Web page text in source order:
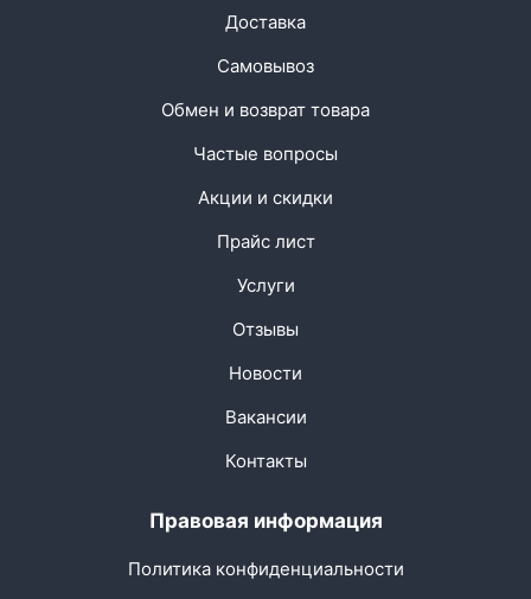
Доставка
Самовывоз
Обмен и возврат товара
Частые вопросы
Акции и скидки
Прайс лист
Услуги
Отзывы
Новости
Вакансии
Контакты
Правовая информация
Политика конфиденциальности